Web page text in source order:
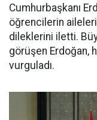
Cumhurbaşkanı
öğrencilerin
dileklerini iletti.
görüşen Erdoğan,
vurguladı.